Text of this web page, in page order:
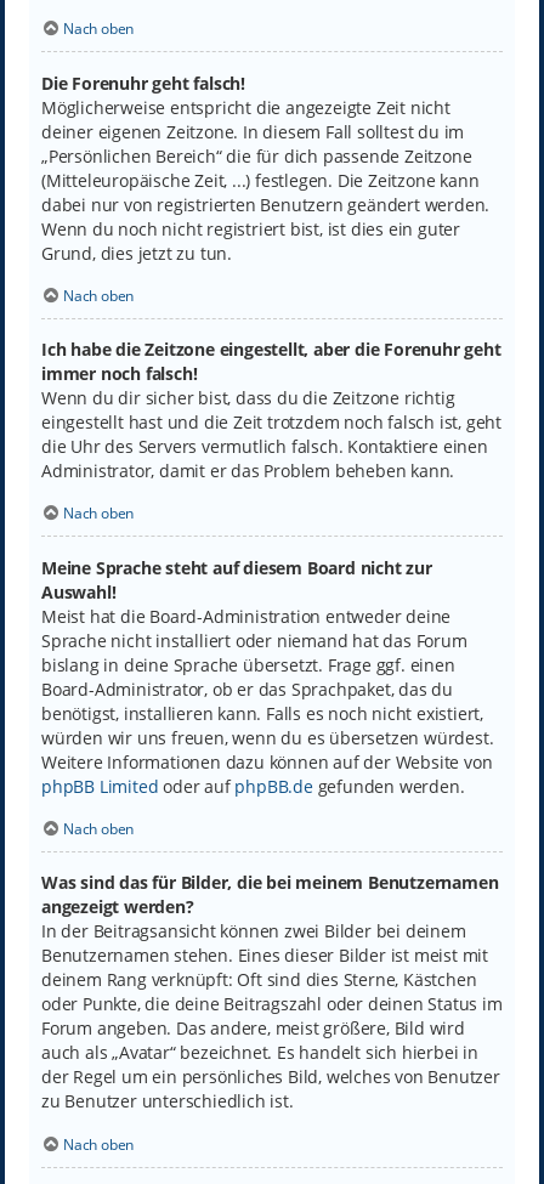
Nach oben
Die Forenuhr geht falsch!
Möglicherweise entspricht die angezeigte Zeit nicht
deiner eigenen Zeitzone. In diesem Fall solltest du im
„Persönlichen Bereich“ die für dich passende Zeitzone
(Mitteleuropäische Zeit, ...) festlegen. Die Zeitzone kann
dabei nur von registrierten Benutzern geändert werden.
Wenn du noch nicht registriert bist, ist dies ein guter
Grund, dies jetzt zu tun.
Nach oben
Ich habe die Zeitzone eingestellt, aber die Forenuhr geht
immer noch falsch!
Wenn du dir sicher bist, dass du die Zeitzone richtig
eingestellt hast und die Zeit trotzdem noch falsch ist, geht
die Uhr des Servers vermutlich falsch. Kontaktiere einen
Administrator, damit er das Problem beheben kann.
Nach oben
Meine Sprache steht auf diesem Board nicht zur
Auswahl!
Meist hat die Board-Administration entweder deine
Sprache nicht installiert oder niemand hat das Forum
bislang in deine Sprache übersetzt. Frage ggf. einen
Board-Administrator, ob er das Sprachpaket, das du
benötigst, installieren kann. Falls es noch nicht existiert,
würden wir uns freuen, wenn du es übersetzen würdest.
Weitere Informationen dazu können auf der Website von
phpBB Limited oder aufphpBB.degefunden werden.
Nach oben
Was sind das für Bilder, die bei meinem Benutzernamen
angezeigt werden?
In der Beitragsansicht können zwei Bilder bei deinem
Benutzernamen stehen. Eines dieser Bilder ist meist mit
deinem Rang verknüpft: Oft sind dies Sterne, Kästchen
oder Punkte, die deine Beitragszahl oder deinen Status im
Forum angeben. Das andere, meist größere, Bild wird
auch als „Avatar“ bezeichnet. Es handelt sich hierbei in
der Regel um ein persönliches Bild, welches von Benutzer
zu Benutzer unterschiedlich ist.
Nach oben